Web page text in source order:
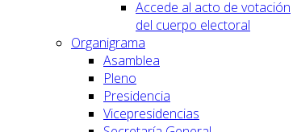
Accede al acto de votación
del cuerpo electoral
Organigrama
Asamblea
Pleno
Presidencia
Vicepresidencias